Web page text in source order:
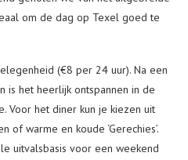
om de dag op Texel goed te
(€8 per 24 uur). Na een
is het heerlijk ontspannen in de
Voor het diner kun je kiezen uit
of warme en koude ‘Gerechies’.
uitvalsbasis voor een weekend